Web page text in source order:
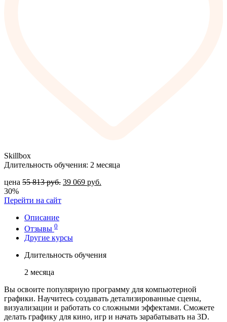
Skillbox
Длительность обучения: 2 месяца
цена 55 813руб. 39 069 руб.
30%
Перейти на сайт
Описание
Отзывы 0
Другие курсы
Длительность обучения
2 месяца
Вы освоите популярную программу для компьютерной
графики. Научитесь создавать детализированные сцены,
визуализации и работать со сложными эффектами. Сможете
делать графику для кино, игр и начать зарабатывать на 3D.